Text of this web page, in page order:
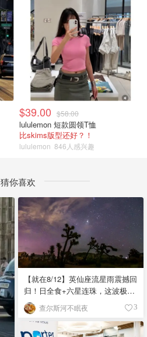
$39.00 $58.00
lululemon 短款圆领T恤
比skims版型还好？！
lululemon 846人感兴趣
猜你喜欢
【就在8/12】英仙座流星雨震撼回
归！日全食+六星连珠，这波极致
浪漫别错过
查尔斯河不眠夜 3